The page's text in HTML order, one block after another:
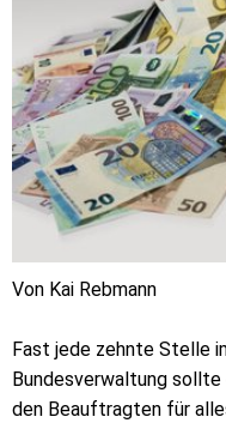
Von Kai Rebmann
Fast jede zehnte Stelle
Bundesverwaltung
den Beauftragten für